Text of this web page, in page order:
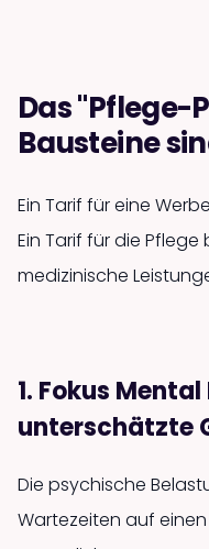
Das "Pflege-
Bausteine
Ein Tarif für eine
Ein Tarif für die
medizinische
1. Fokus
unterschätzte
Die psychische
Wartezeiten auf